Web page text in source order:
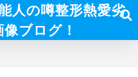
人の噂整形熱愛劣
ブログ！